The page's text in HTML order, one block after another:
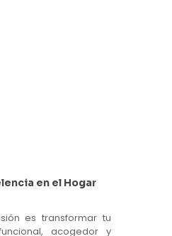
en el Hogar
es transformar tu
acogedor y